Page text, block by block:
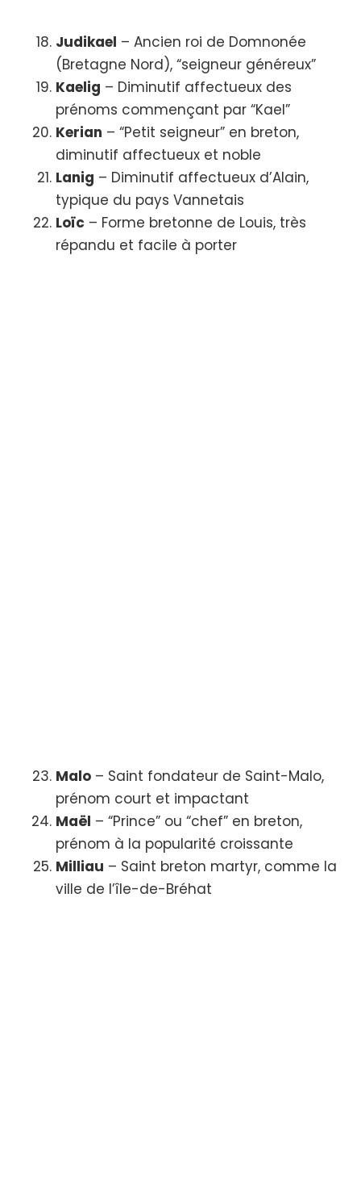
Judikael – Ancien roi de Domnonée
(Bretagne Nord), “seigneur généreux”
Kaelig – Diminutif affectueux des
prénoms commençant par “Kael”
Kerian – “Petit seigneur” en breton,
diminutif affectueux et noble
Lanig – Diminutif affectueux d’Alain,
typique du pays Vannetais
Loïc – Forme bretonne de Louis, très
répandu et facile à porter
Malo – Saint fondateur de Saint-Malo,
prénom court et impactant
Maël – “Prince” ou “chef” en breton,
prénom à la popularité croissante
Milliau – Saint breton martyr, comme la
ville de l’île-de-Bréhat